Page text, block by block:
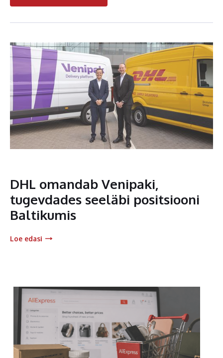
DHL omandab Venipaki,
tugevdades seeläbi positsiooni
Baltikumis
Loe edasi